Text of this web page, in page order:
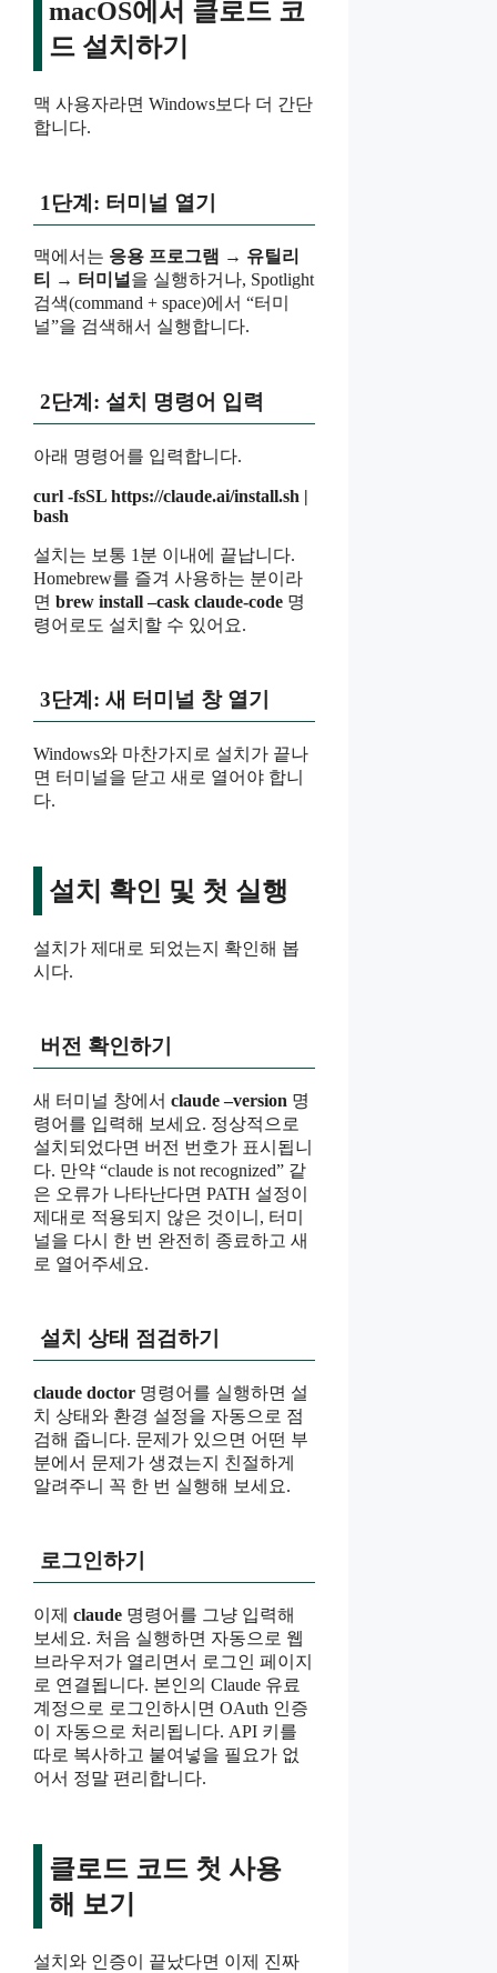
macOS에서 클로드 코
드 설치하기
맥 사용자라면 Windows보다 더 간단
합니다.
1단계: 터미널 열기
맥에서는 응용 프로그램 → 유틸리
티 → 터미널을 실행하거나, Spotlight
검색(command + space)에서 “터미
널”을 검색해서 실행합니다.
2단계: 설치 명령어 입력
아래 명령어를 입력합니다.
curl -fsSL https://claude.ai/install.sh |
bash
설치는 보통 1분 이내에 끝납니다.
Homebrew를 즐겨 사용하는 분이라
면 brew install –cask claude-code 명
령어로도 설치할 수 있어요.
3단계: 새 터미널 창 열기
Windows와 마찬가지로 설치가 끝나
면 터미널을 닫고 새로 열어야 합니
다.
설치 확인 및 첫 실행
설치가 제대로 되었는지 확인해 봅
시다.
버전 확인하기
새 터미널 창에서 claude –version 명
령어를 입력해 보세요. 정상적으로
설치되었다면 버전 번호가 표시됩니
다. 만약 “claude is not recognized” 같
은 오류가 나타난다면 PATH 설정이
제대로 적용되지 않은 것이니, 터미
널을 다시 한 번 완전히 종료하고 새
로 열어주세요.
설치 상태 점검하기
claude doctor 명령어를 실행하면 설
치 상태와 환경 설정을 자동으로 점
검해 줍니다. 문제가 있으면 어떤 부
분에서 문제가 생겼는지 친절하게
알려주니 꼭 한 번 실행해 보세요.
로그인하기
이제 claude 명령어를 그냥 입력해
보세요. 처음 실행하면 자동으로 웹
브라우저가 열리면서 로그인 페이지
로 연결됩니다. 본인의 Claude 유료
계정으로 로그인하시면 OAuth 인증
이 자동으로 처리됩니다. API 키를
따로 복사하고 붙여넣을 필요가 없
어서 정말 편리합니다.
클로드 코드 첫 사용
해 보기
설치와 인증이 끝났다면 이제 진짜